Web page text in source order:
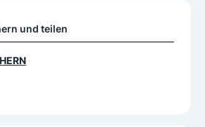
und teilen